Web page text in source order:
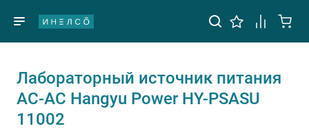
Лабораторный источник питания
AC-AC Hangyu Power HY-PSASU
11002